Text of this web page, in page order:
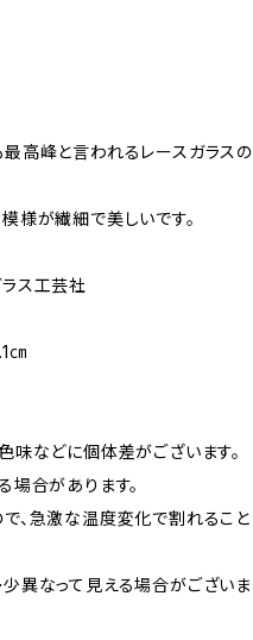
高峰と言われるレースガラスの
様が繊細で美しいです。
ス工芸社
㎝
味などに個体差がございます。
場合があります。
、急激な温度変化で割れること
異なって見える場合がございま